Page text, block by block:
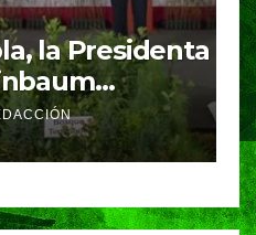
la Presidenta